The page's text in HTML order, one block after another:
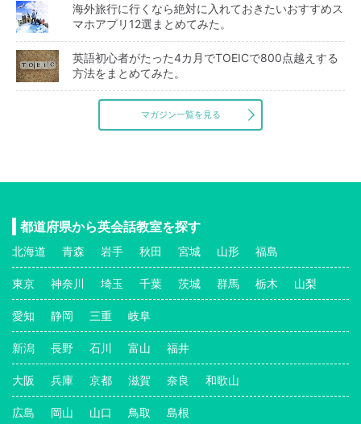
海外旅行に行くなら絶対に入れておきたいおすすめス
マホアプリ12選まとめてみた。
英語初心者がたった4カ月でTOEICで800点越えする
方法をまとめてみた。
マガジン一覧を見る
都道府県から英会話教室を探す
北海道 青森 岩手 秋田 宮城 山形 福島
東京 神奈川 埼玉 千葉 茨城 群馬 栃木 山梨
愛知 静岡 三重 岐阜
新潟 長野 石川 富山 福井
大阪 兵庫 京都 滋賀 奈良 和歌山
広島 岡山 山口 鳥取 島根